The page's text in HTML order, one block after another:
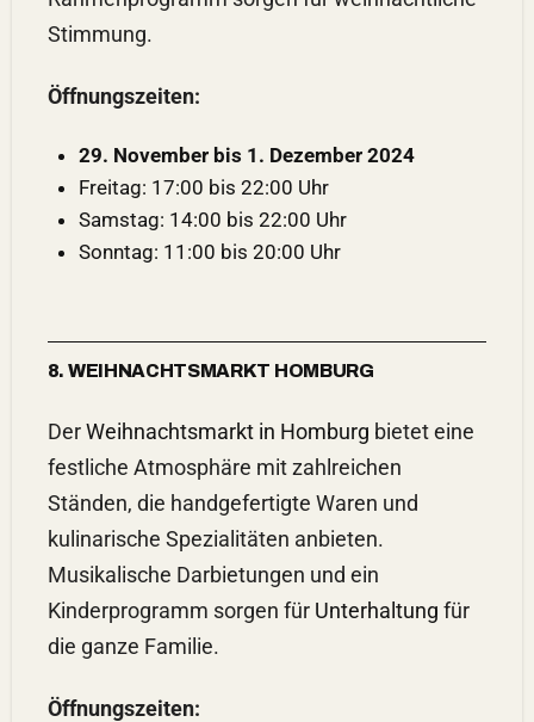
Stimmung.
Öffnungszeiten:
29. November bis 1. Dezember 2024
Freitag: 17:00 bis 22:00 Uhr
Samstag: 14:00 bis 22:00 Uhr
Sonntag: 11:00 bis 20:00 Uhr
8. WEIHNACHTSMARKT HOMBURG
DerWeihnachtsmarkt in Homburg bietet eine
festliche Atmosphäre mit zahlreichen
Ständen, die handgefertigte Waren und
kulinarische Spezialitäten anbieten.
Musikalische Darbietungen und ein
Kinderprogramm sorgen für Unterhaltung für
die ganze Familie.
Öffnungszeiten: